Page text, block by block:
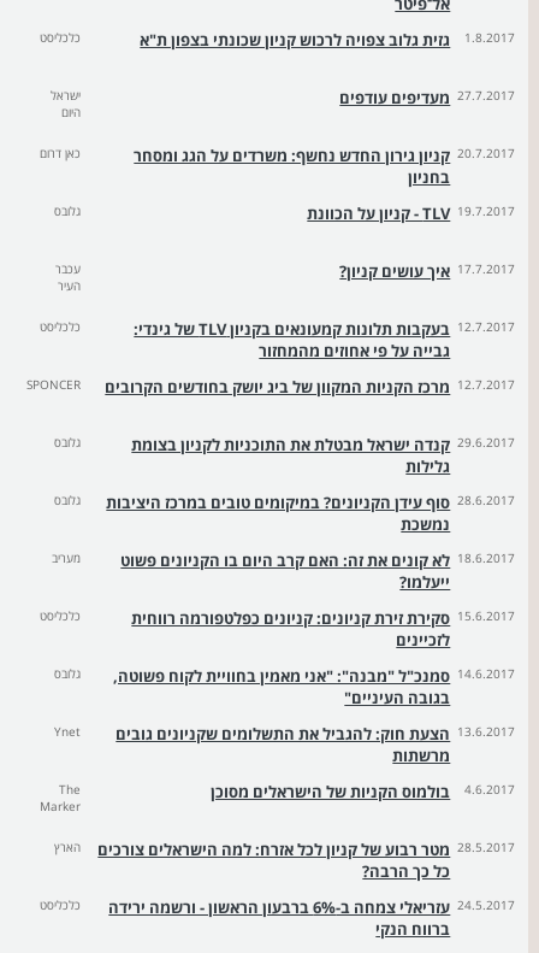
1.8.2017 גזית גלוב צפויה לרכוש קניון שכונתי בצפון ת"א כלכליסט
27.7.2017 מעדיפים עודפים
ישראל
היום
20.7.2017 קניון גירון החדש נחשף: משרדים על הגג ומסחר
בחניון
כאן דרום
19.7.2017 TLV - קניון על הכוונת גלובס
17.7.2017 איך עושים קניון?
עכבר
העיר
12.7.2017
בעקבות תלונות קמעונאים בקניון TLV של גינדי:
גבייה על פי אחוזים מהמחזור
כלכליסט
12.7.2017 מרכז הקניות המקוון של ביג יושק בחודשים הקרובים SPONCER
29.6.2017 קנדה ישראל מבטלת את התוכניות לקניון בצומת
גלילות
גלובס
28.6.2017 סוף עידן הקניונים? במיקומים טובים במרכז היציבות
נמשכת
גלובס
18.6.2017 לא קונים את זה: האם קרב היום בו הקניונים פשוט
ייעלמו?
מעריב
15.6.2017 סקירת זירת קניונים: קניונים כפלטפורמה רווחית
לזכיינים
כלכליסט
14.6.2017 סמנכ"ל "מבנה": "אני מאמין בחוויית לקוח פשוטה,
בגובה העיניים"
גלובס
13.6.2017 הצעת חוק: להגביל את התשלומים שקניונים גובים
מרשתות
Ynet
4.6.2017 בולמוס הקניות של הישראלים מסוכן
The
Marker
28.5.2017 מטר רבוע של קניון לכל אזרח: למה הישראלים צורכים
כל כך הרבה?
הארץ
24.5.2017
עזריאלי צמחה ב-6% ברבעון הראשון - ורשמה ירידה
ברווח הנקי
כלכליסט